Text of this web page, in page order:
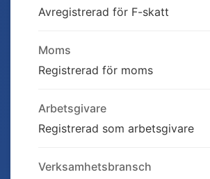
Avregistrerad för F-skatt
Moms
Registrerad för moms
Arbetsgivare
Registrerad som arbetsgivare
Verksamhetsbransch